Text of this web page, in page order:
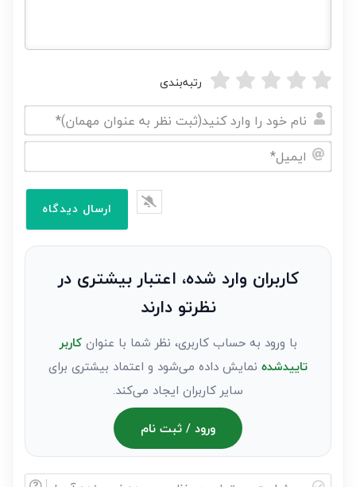
رتبه‌بندی
نام
خود
نظر
کاربران وارد شده، اعتبار بیشتری در
نظرتو دارند
با ورود به حساب کاربری، نظر شما با عنوانکاربر
تاییدشده نمایش داده می‌شود و اعتماد بیشتری برای
سایر کاربران ایجاد می‌کند.
ورود / ثبت نام